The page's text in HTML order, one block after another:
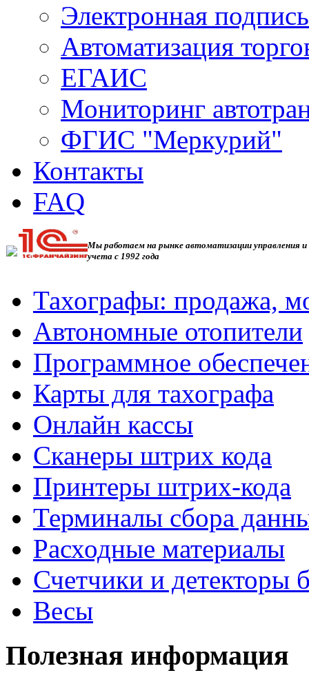
Электронная подпись
Автоматизация
ЕГАИС
Мониторинг
ФГИС "Меркурий"
Контакты
FAQ
Мы работаем на рынке автоматизации управления и
учета с 1992 года
Тахографы: продажа,
Автономные отопители
Программное
Карты для тахографа
Онлайн кассы
Сканеры штрих кода
Принтеры штрих-кода
Терминалы сбора
Расходные материалы
Счетчики и детекторы
Весы
Полезная информация